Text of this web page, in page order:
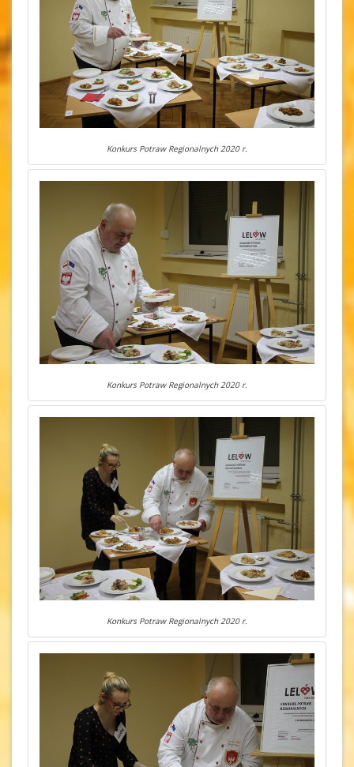
Konkurs Potraw Regionalnych 2020 r.
Konkurs Potraw Regionalnych 2020 r.
Konkurs Potraw Regionalnych 2020 r.